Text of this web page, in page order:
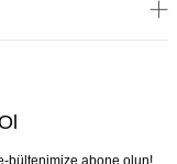
bültenimize abone olun!